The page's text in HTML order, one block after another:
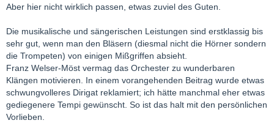
Aber hier nicht wirklich passen, etwas zuviel des Guten.
Die musikalische und sängerischen Leistungen sind erstklassig bis
sehr gut, wenn man den Bläsern (diesmal nicht die Hörner sondern
die Trompeten) von einigen Mißgriffen absieht.
Franz Welser-Möst vermag das Orchester zu wunderbaren
Klängen motivieren. In einem vorangehenden Beitrag wurde etwas
schwungvolleres Dirigat reklamiert; ich hätte manchmal eher etwas
gediegenere Tempi gewünscht. So ist das halt mit den persönlichen
Vorlieben.